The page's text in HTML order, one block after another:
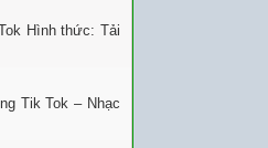
Hình thức: Tải
Tik Tok – Nhạc